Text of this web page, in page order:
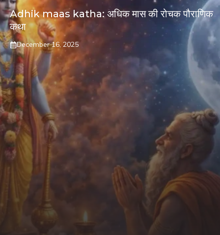
Adhik maas katha: अधिक मास की रोचक पौराणिक
कथा
December 16, 2025